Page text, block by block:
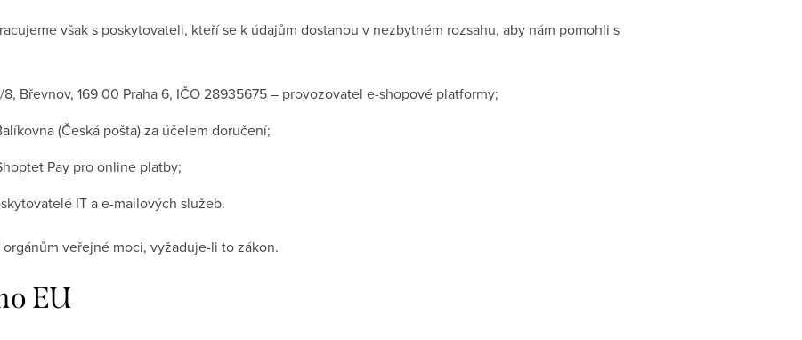
však s poskytovateli, kteří se k údajům dostanou v nezbytném rozsahu, aby nám pomohli s
Břevnov, 169 00 Praha 6, IČO 28935675 – provozovatel e-shopové platformy;
(Česká pošta) za účelem doručení;
Pay pro online platby;
IT a e-mailových služeb.
veřejné moci, vyžaduje-li to zákon.
EU